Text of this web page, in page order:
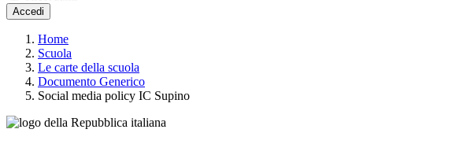
Accedi
Home
Scuola
Le carte della scuola
Documento Generico
Social media policy IC Supino